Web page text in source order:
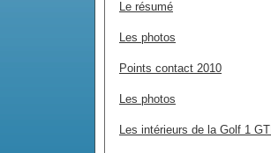
Le résumé
Les photos
Points contact 2010
Les photos
Les intérieurs de la Golf 1 GTI